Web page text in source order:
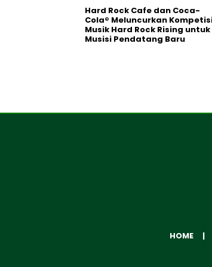
Hard Rock Cafe dan Coca-
Cola® Meluncurkan
Musik Hard Rock Rising untuk
Musisi Pendatang Baru
HOME